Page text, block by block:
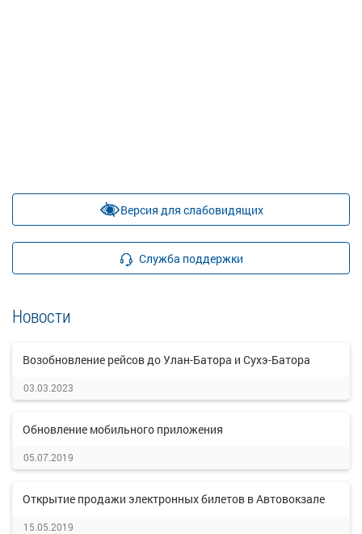
Версия для слабовидящих
Служба поддержки
Новости
Возобновление рейсов до Улан-Батора и Сухэ-Батора
03.03.2023
Обновление мобильного приложения
05.07.2019
Открытие продажи электронных билетов в Автовокзале
15.05.2019